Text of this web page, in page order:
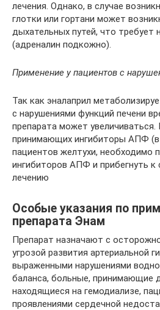
лечения. Однако, в случае
глотки или гортани может
дыхательных путей, что
(адреналин подкожно).
Применение у пациентов с
Так как эналаприл
с нарушениями функций печени
препарата может увеличиваться.
принимающих ингибиторы АПФ
пациентов желтухи, необходимо
ингибиторов АПФ и прибегнуть
лечению
Особые указания по
препарата Энам
Препарат назначают с
угрозой развития артериальной
выраженными нарушениями
баланса, больные, принимающие
находящиеся на гемодиализе,
проявлениями сердечной